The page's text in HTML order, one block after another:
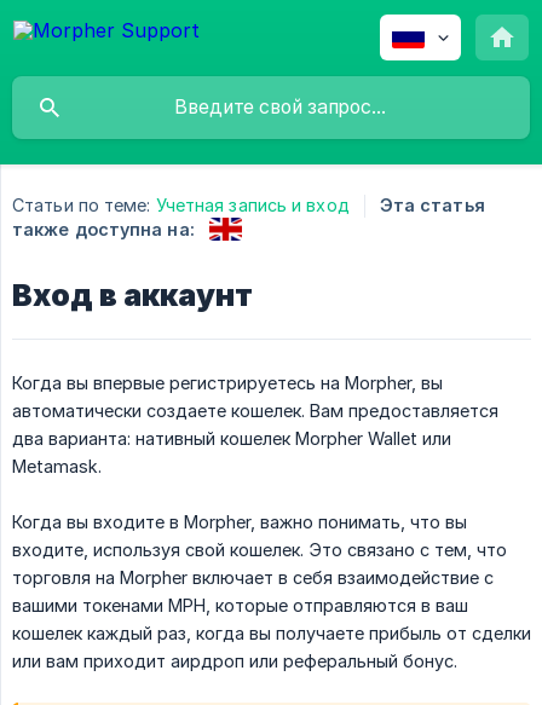
Статьи по теме: Учетная запись и вход
Эта статья
также доступна на:
Вход в аккаунт
Когда вы впервые регистрируетесь на Morpher, вы
автоматически создаете кошелек. Вам предоставляется
два варианта: нативный кошелек Morpher Wallet или
Metamask.
Когда вы входите в Morpher, важно понимать, что вы
входите, используя свой кошелек. Это связано с тем, что
торговля на Morpher включает в себя взаимодействие с
вашими токенами MPH, которые отправляются в ваш
кошелек каждый раз, когда вы получаете прибыль от сделки
или вам приходит аирдроп или реферальный бонус.